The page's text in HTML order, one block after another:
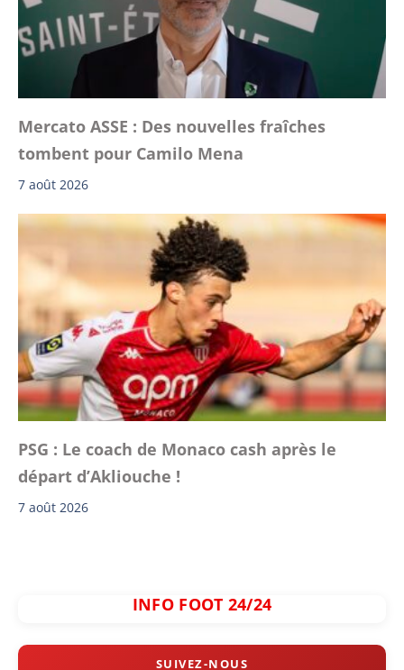
Mercato ASSE : Des nouvelles fraîches
tombent pour Camilo Mena
7 août 2026
PSG : Le coach de Monaco cash après le
départ d’Akliouche !
7 août 2026
INFO FOOT 24/24